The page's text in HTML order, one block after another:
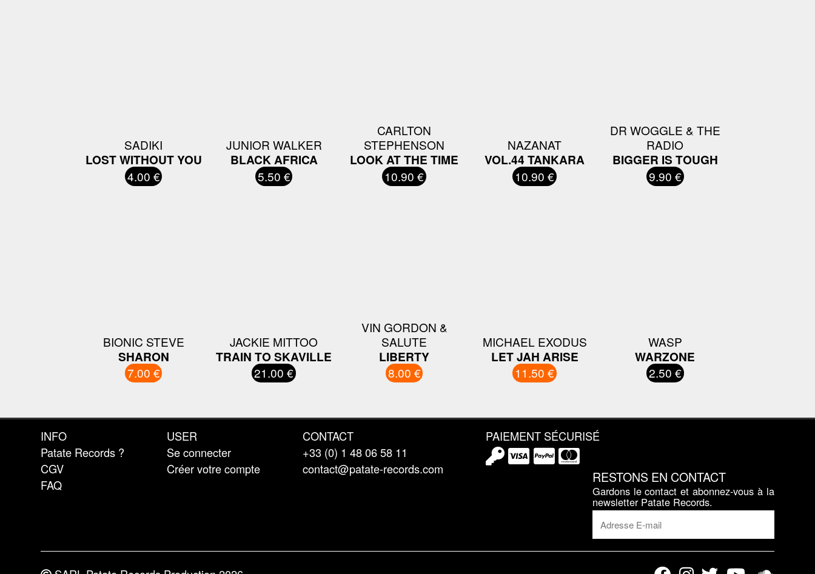
SADIKI
LOST WITHOUT YOU
4.00 €
JUNIOR WALKER
BLACK AFRICA
5.50 €
CARLTON
STEPHENSON
LOOK AT THE TIME
10.90 €
NAZANAT
VOL.44 TANKARA
10.90 €
DR WOGGLE & THE
RADIO
BIGGER IS TOUGH
9.90 €
BIONIC STEVE
SHARON
7.00 €
JACKIE MITTOO
TRAIN TO SKAVILLE
21.00 €
VIN GORDON &
SALUTE
LIBERTY
8.00 €
MICHAEL EXODUS
LET JAH ARISE
11.50 €
WASP
WARZONE
2.50 €
INFO
Patate Records ?
CGV
FAQ
USER
Se connecter
Créer votre compte
CONTACT
+33 (0) 1 48 06 58 11
contact@patate-records.com
PAIEMENT SÉCURISÉ
RESTONS EN CONTACT
Gardons le contact et abonnez-vous à la
newsletter Patate Records.